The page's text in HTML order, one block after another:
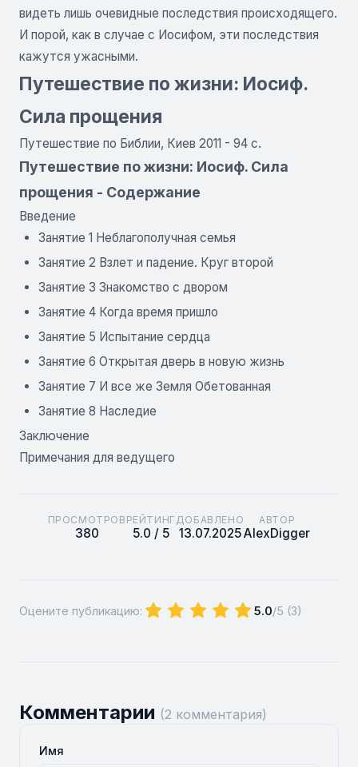
видеть лишь очевидные последствия происходящего.
И порой, как в случае с Иосифом, эти последствия
кажутся ужасными.
Путешествие по жизни: Иосиф.
Сила прощения
Путешествие по Библии, Киев 2011 - 94 с.
Путешествие по жизни: Иосиф. Сила
прощения - Содержание
Введение
Занятие 1 Неблагополучная семья
Занятие 2 Взлет и падение. Круг второй
Занятие 3 Знакомство с двором
Занятие 4 Когда время пришло
Занятие 5 Испытание сердца
Занятие 6 Открытая дверь в новую жизнь
Занятие 7 И все же Земля Обетованная
Занятие 8 Наследие
Заключение
Примечания для ведущего
ПРОСМОТРОВ
380
РЕЙТИНГ
5.0 / 5
ДОБАВЛЕНО
13.07.2025
АВТОР
AlexDigger
Оцените публикацию: 5.0/5 (3)
Комментарии (2 комментария)
Имя